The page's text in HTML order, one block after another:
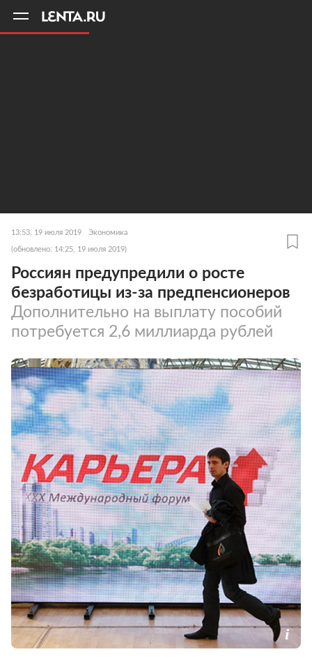
13:53, 19 июля 2019 Экономика
(обновлено: 14:25, 19 июля 2019)
Россиян предупредили о росте
безработицы из-за предпенсионеров
Дополнительно на выплату пособий
потребуется 2,6 миллиарда рублей